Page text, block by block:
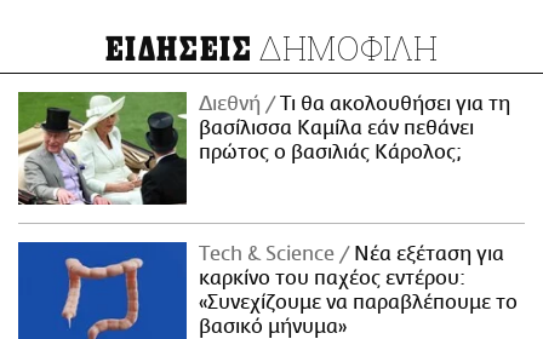
ΕΙΔΗΣΕΙΣ ΔΗΜΟΦΙΛΗ
Διεθνή
Τι θα ακολουθήσει για τη
βασίλισσα Καμίλα εάν πεθάνει
πρώτος ο βασιλιάς Κάρολος;
Τech & Science
Νέα εξέταση για
καρκίνο του παχέος εντέρου:
«Συνεχίζουμε να παραβλέπουμε το
βασικό μήνυμα»